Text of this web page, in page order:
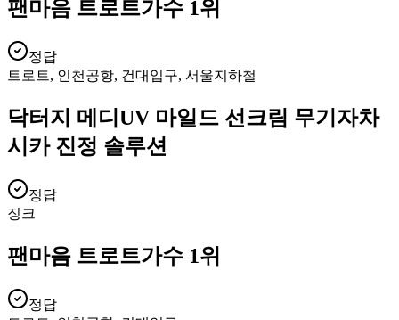
팬마음 트로트가수 1위
정답
트로트, 인천공항, 건대입구, 서울지하철
닥터지 메디UV 마일드 선크림 무기자차
시카 진정 솔루션
정답
징크
팬마음 트로트가수 1위
정답